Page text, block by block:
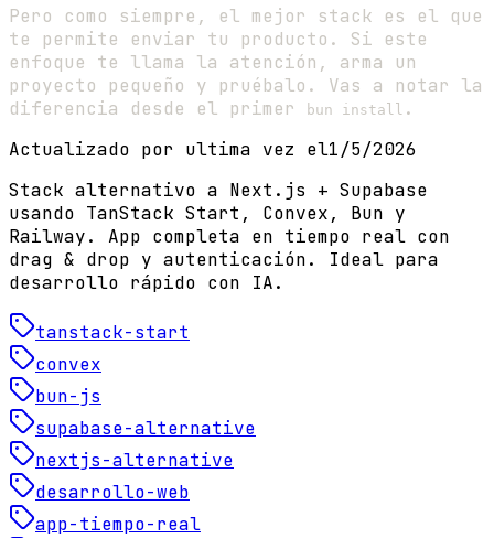
Pero como siempre, el mejor stack es el que
te permite enviar tu producto. Si este
enfoque te llama la atención, arma un
proyecto pequeño y pruébalo. Vas a notar la
diferencia desde el primer
bun install .
Actualizado por ultima vez el1/5/2026
Stack alternativo a Next.js + Supabase
usando TanStack Start, Convex, Bun y
Railway. App completa en tiempo real con
drag & drop y autenticación. Ideal para
desarrollo rápido con IA.
tanstack-start
convex
bun-js
supabase-alternative
nextjs-alternative
desarrollo-web
app-tiempo-real